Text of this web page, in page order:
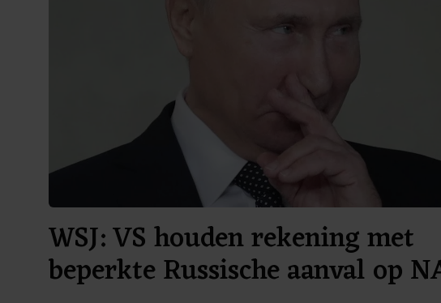
WSJ: VS houden rekening met
beperkte Russische aanval op